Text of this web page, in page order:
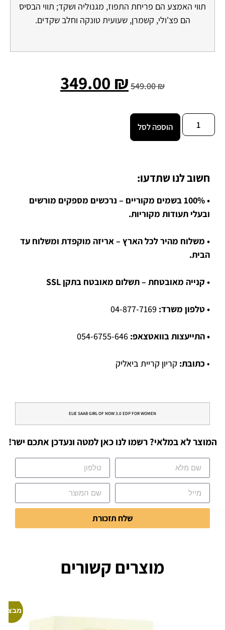
תווי האמצע הם פריחת התפוז, מגנוליה ושקד; תווי הבסיס
הם פצ'ולי, קשמרן, שעועית טונקה וחלב שקדים.
549.00₪
349.00 ₪
הוספה לסל
חשוב לנו שתדעו:
• 100% בשמים מקוריים – נרכשים מספקים מורשים
ובעלי תעודות מקוריות.
• משלוח מהיר לכל הארץ – אריזה מוקפדת ומשלוח עד
הבית.
• קנייה מאובטחת – תשלום מאובטח בתקן SSL
• טלפון משרד:
• התייעצות בוואטצאפ:
• כתובת: קריון קריית ביאליק
ELIE SAAB GIRL OF NOW 3.0 EDP FOR WOMEN
המוצר לא במלאי? רשמו לנו כאן למטה ונעדכן אתכם ישר!
שלח תזכורת
מוצרים קשורים
מבצע!